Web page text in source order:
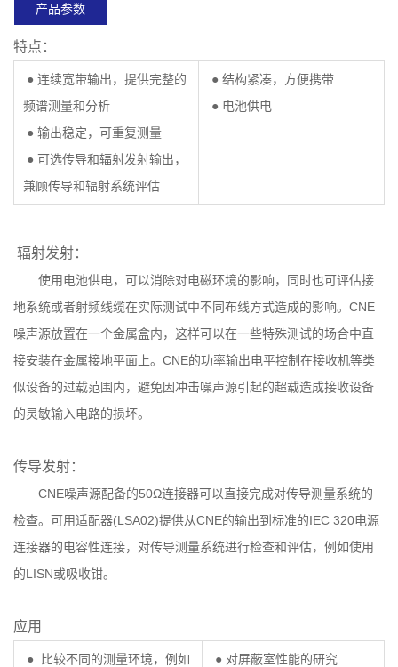
产品参数
特点：
● 连续宽带输出，提供完整的
频谱测量和分析
● 输出稳定，可重复测量
● 可选传导和辐射发射输出，
兼顾传导和辐射系统评估
● 结构紧凑，方便携带
● 电池供电
辐射发射：
使用电池供电，可以消除对电磁环境的影响，同时也可评估接
地系统或者射频线缆在实际测试中不同布线方式造成的影响。CNE
噪声源放置在一个金属盒内，这样可以在一些特殊测试的场合中直
接安装在金属接地平面上。CNE的功率输出电平控制在接收机等类
似设备的过载范围内，避免因冲击噪声源引起的超载造成接收设备
的灵敏输入电路的损坏。
传导发射：
CNE噪声源配备的50Ω连接器可以直接完成对传导测量系统的
检查。可用适配器(LSA02)提供从CNE的输出到标准的IEC 320电源
连接器的电容性连接，对传导测量系统进行检查和评估，例如使用
的LISN或吸收钳。
应用
● 比较不同的测量环境，例如
● 对屏蔽室性能的研究